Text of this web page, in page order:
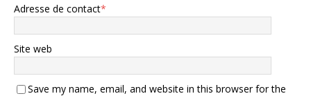
Adresse de contact*
Site web
Save my name, email, and website in this browser for the